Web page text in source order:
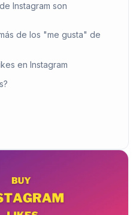
Instagram son
de los "me gusta" de
en Instagram